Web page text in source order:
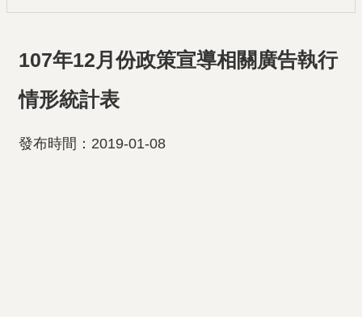
107年12月份政策宣導相關廣告執行
情形統計表
發布時間：2019-01-08